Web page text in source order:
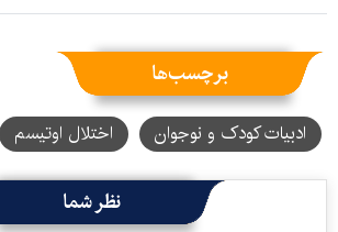
برچسب‌ها
ادبیات کودک و نوجوان اختلال اوتیسم
نظر شما